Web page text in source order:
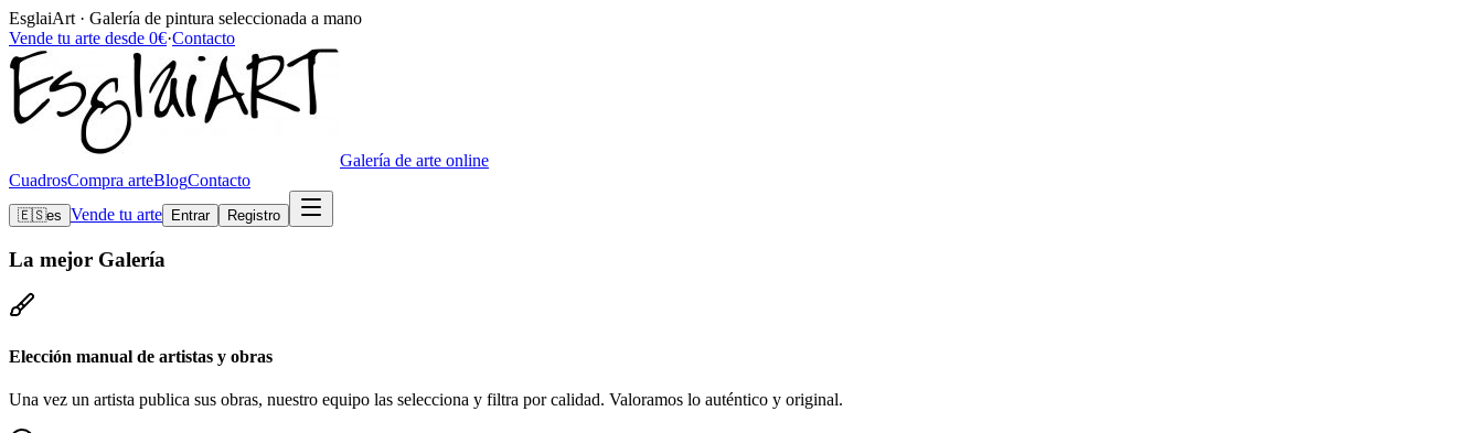
EsglaiArt · Galería de pintura seleccionada a mano
Vende tu arte desde 0€·Contacto
Galería de arte online
CuadrosCompra arteBlogContacto
🇪🇸es Vende tu arte Entrar Registro
La mejor Galería
Elección manual de artistas y obras
Una vez un artista publica sus obras, nuestro equipo las selecciona y filtra por calidad. Valoramos lo auténtico y original.